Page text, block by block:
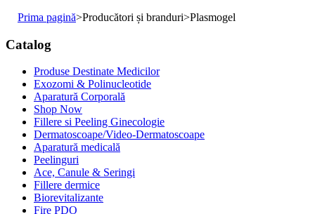
Prima pagină>Producători și branduri>Plasmogel
Catalog
Produse Destinate Medicilor
Exozomi & Polinucleotide
Aparatură Corporală
Shop Now
Fillere si Peeling Ginecologie
Dermatoscoape/Video-Dermatoscoape
Aparatură medicală
Peelinguri
Ace, Canule & Seringi
Fillere dermice
Biorevitalizante
Fire PDO